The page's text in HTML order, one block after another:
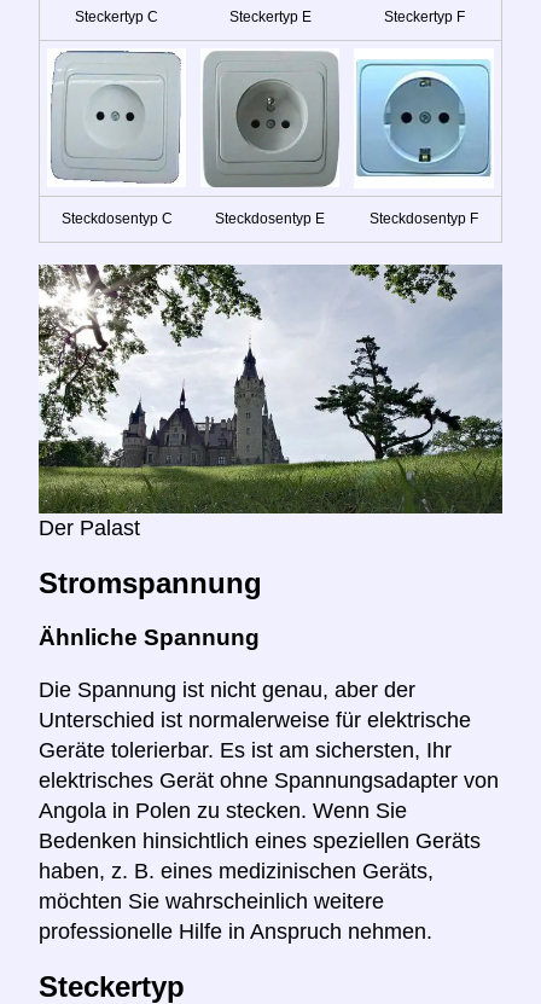
Steckertyp C Steckertyp E Steckertyp F
Steckdosentyp C Steckdosentyp E Steckdosentyp F
Der Palast
Stromspannung
Ähnliche Spannung
Die Spannung ist nicht genau, aber der
Unterschied ist normalerweise für elektrische
Geräte tolerierbar. Es ist am sichersten, Ihr
elektrisches Gerät ohne Spannungsadapter von
Angola in Polen zu stecken. Wenn Sie
Bedenken hinsichtlich eines speziellen Geräts
haben, z. B. eines medizinischen Geräts,
möchten Sie wahrscheinlich weitere
professionelle Hilfe in Anspruch nehmen.
Steckertyp